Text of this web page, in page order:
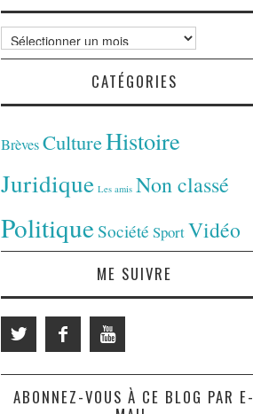
Archives
CATÉGORIES
BrèvesCultureHistoire
Juridique Les amis Non classé
PolitiqueSociété SportVidéo
ME SUIVRE
ABONNEZ-VOUS À CE BLOG PAR E-